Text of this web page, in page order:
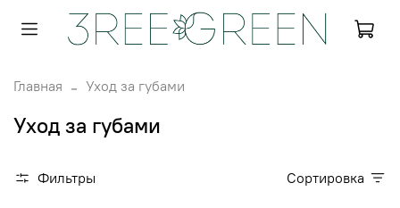
Главная Уход за губами
Уход за губами
Фильтры Сортировка